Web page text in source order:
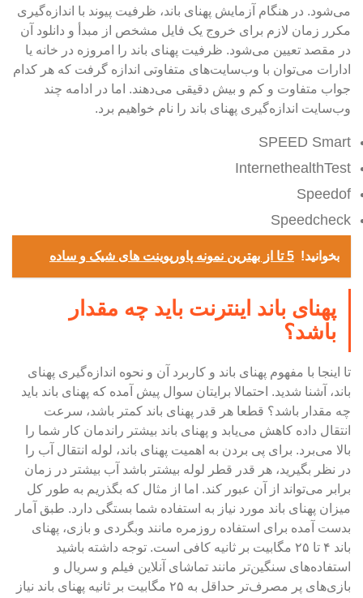
می‌شود. در هنگام آزمایش پهنای باند، ظرفیت پیوند با اندازه‌گیری
مکرر زمان لازم برای خروج یک فایل مشخص از مبدأ و دانلود آن
در مقصد تعیین می‌شود. ظرفیت پهنای باند را امروزه در خانه یا
ادارات می‌توان با وب‌سایت‌های متفاوتی اندازه گرفت که هر کدام
جواب متفاوت و کم و بیش دقیقی می‌دهند. اما در ادامه چند
وب‌سایت اندازه‌گیری پهنای باند را نام خواهیم برد.
SPEED Smart
InternethealthTest
Speedof
Speedcheck
بخوانید! 5 تا از بهترین نمونه پاورپوینت های شیک و ساده
پهنای باند اینترنت باید چه مقدار
باشد؟
تا اینجا با مفهوم پهنای باند و کاربرد آن و نحوه اندازه‌گیری پهنای
باند، آشنا شدید. احتمالا برایتان سوال پیش آمده که پهنای باند باید
چه مقدار باشد؟ قطعا هر قدر پهنای باند کمتر باشد، سرعت
انتقال داده کاهش می‌یابد و پهنای باند بیشتر راندمان کار شما را
بالا می‌برد. برای پی بردن به اهمیت پهنای باند، لوله انتقال آب را
در نظر بگیرید، هر قدر قطر لوله بیشتر باشد آب بیشتر در زمان
برابر می‌تواند از آن عبور کند. اما از مثال که بگذریم به طور کل
میزان پهنای باند مورد نیاز به استفاده شما بستگی دارد. طبق آمار
بدست آمده برای استفاده روزمره مانند وبگردی و بازی، پهنای
باند ۴ تا ۲۵ مگابیت بر ثانیه کافی است. توجه داشته باشید
استفاده‌های سنگین‌تر مانند تماشای آنلاین فیلم و سریال و
بازی‌های پر مصرف‌تر حداقل به ۲۵ مگابیت بر ثانیه پهنای باند نیاز